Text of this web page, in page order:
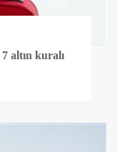
altın kuralı